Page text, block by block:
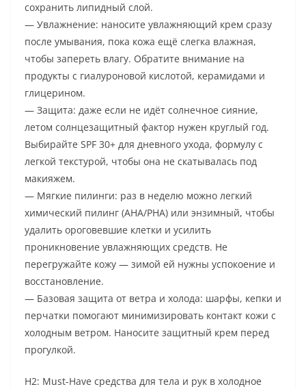
сохранить липидный слой.
— Увлажнение: наносите увлажняющий крем сразу
после умывания, пока кожа ещё слегка влажная,
чтобы запереть влагу. Обратите внимание на
продукты с гиалуроновой кислотой, керамидами и
глицерином.
— Защита: даже если не идёт солнечное сияние,
летом солнцезащитный фактор нужен круглый год.
Выбирайте SPF 30+ для дневного ухода, формулу с
легкой текстурой, чтобы она не скатывалась под
макияжем.
— Мягкие пилинги: раз в неделю можно легкий
химический пилинг (AHA/PHA) или энзимный, чтобы
удалить ороговевшие клетки и усилить
проникновение увлажняющих средств. Не
перегружайте кожу — зимой ей нужны успокоение и
восстановление.
— Базовая защита от ветра и холода: шарфы, кепки и
перчатки помогают минимизировать контакт кожи с
холодным ветром. Наносите защитный крем перед
прогулкой.
H2: Must-Have средства для тела и рук в холодное